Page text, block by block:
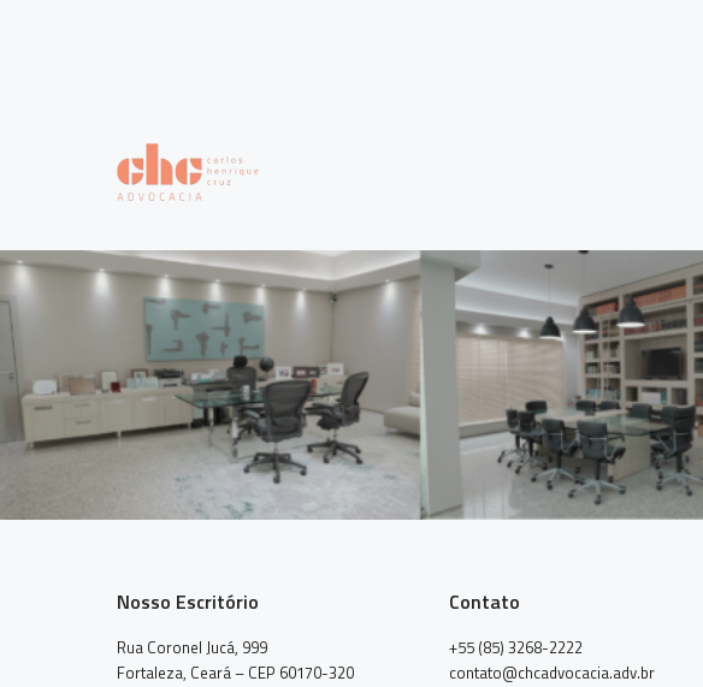
Nosso Escritório
Rua Coronel Jucá, 999
Fortaleza, Ceará – CEP 60170-320
Contato
+55 (85) 3268-2222
contato@chcadvocacia.adv.br